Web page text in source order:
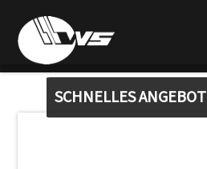
SCHNELLES ANGEBOT